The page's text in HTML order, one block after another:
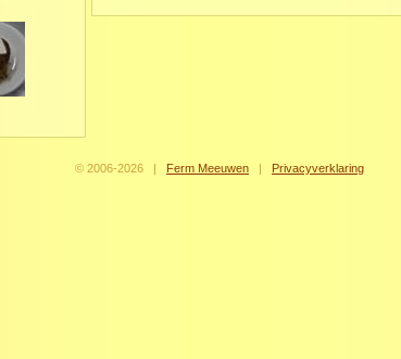
© 2006-2026 | Ferm Meeuwen | Privacyverklaring